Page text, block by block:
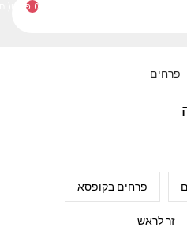
פרחים בקופסא
לראש